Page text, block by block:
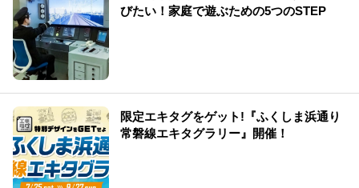
びたい！家庭で遊ぶための5つのSTEP
限定エキタグをゲット!『ふくしま浜通り
常磐線エキタグラリー』開催！